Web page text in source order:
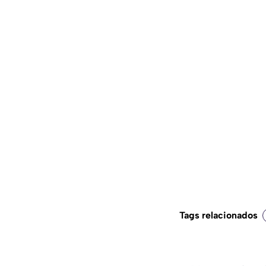
Tags relacionados